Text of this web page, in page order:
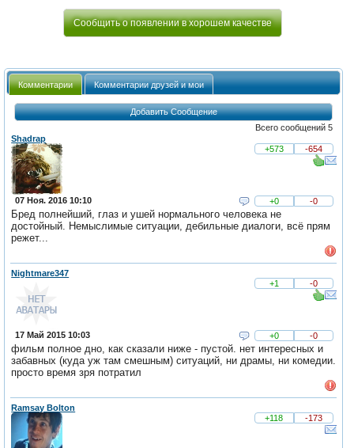
Сообщить о появлении в хорошем качестве
Комментарии Комментарии друзей и мои
Добавить Сообщение
Всего сообщений 5
Shadrap
+573
-654
07 Ноя. 2016 10:10 +0 -0
Бред полнейший, глаз и ушей нормального человека не
достойный. Немыслимые ситуации, дебильные диалоги, всё прям
режет...
Nightmare347
+1
-0
17 Май 2015 10:03 +0 -0
фильм полное дно, как сказали ниже - пустой. нет интересных и
забавных (куда уж там смешным) ситуаций, ни драмы, ни комедии.
просто время зря потратил
Ramsay Bolton
+118
-173